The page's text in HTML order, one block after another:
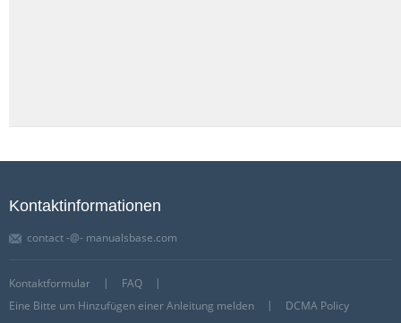
Kontaktinformationen
contact -@- manualsbase.com
Kontaktformular
FAQ
Eine Bitte um Hinzufügen einer Anleitung melden
DCMA Policy